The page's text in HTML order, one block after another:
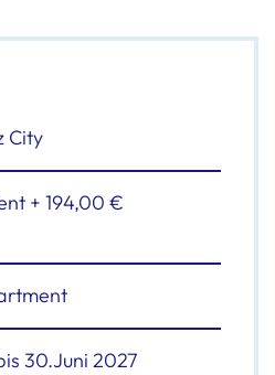
City
+ 194,00 €
30.Juni 2027